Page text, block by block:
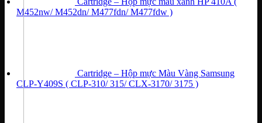
M452nw/ M452dn/ M477fdn/ M477fdw )
Cartridge – Hộp mực Màu Vàng Samsung
CLP-Y409S ( CLP-310/ 315/ CLX-3170/ 3175 )